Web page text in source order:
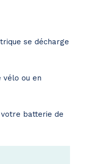
se décharge
vélo ou en
batterie de